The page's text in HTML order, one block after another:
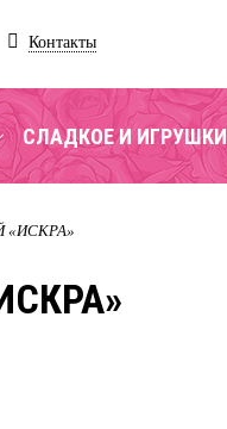
Контакты
СЛАДКОЕ И ИГРУШКИ
«ИСКРА»